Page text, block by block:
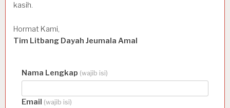
kasih.
Hormat Kami,
Tim Litbang Dayah Jeumala Amal
Nama Lengkap (wajib isi)
Email (wajib isi)